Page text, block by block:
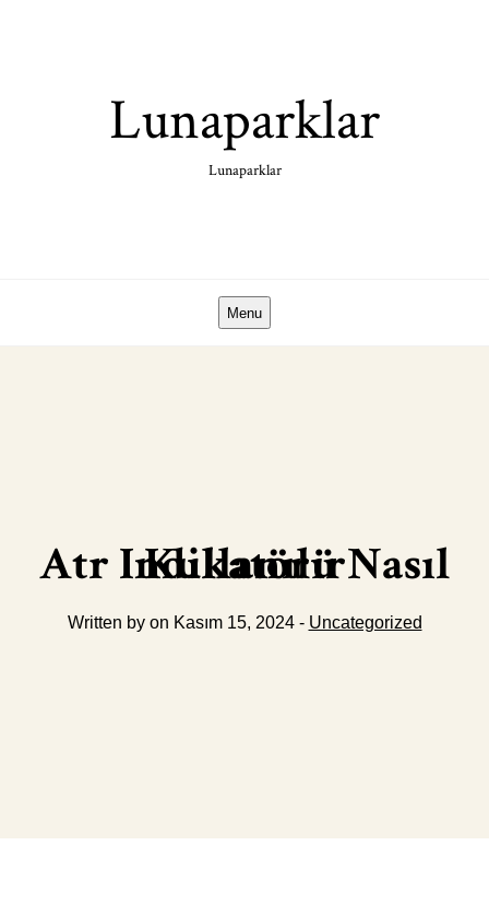
Lunaparklar
Lunaparklar
Menu
Atr Indikatörü Nasıl Kullanılır
Written by on Kasım 15, 2024 - Uncategorized